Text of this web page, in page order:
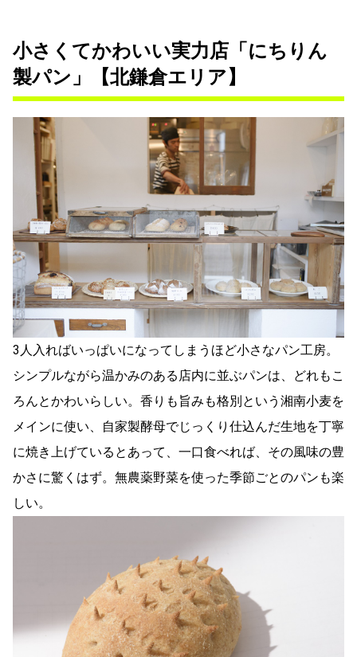
小さくてかわいい実力店「にちりん
製パン」【北鎌倉エリア】
3人入ればいっぱいになってしまうほど小さなパン工房。
シンプルながら温かみのある店内に並ぶパンは、どれもこ
ろんとかわいらしい。香りも旨みも格別という湘南小麦を
メインに使い、自家製酵母でじっくり仕込んだ生地を丁寧
に焼き上げているとあって、一口食べれば、その風味の豊
かさに驚くはず。無農薬野菜を使った季節ごとのパンも楽
しい。